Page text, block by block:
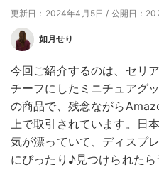
更新日：2024年4月5日 / 公開日：
如月せり
今回ご紹介するのは、セリ
チーフにしたミニチュアグ
の商品で、残念ながら
上で取引されています。日
気が漂っていて、ディスプ
にぴったり♪見つけられたら